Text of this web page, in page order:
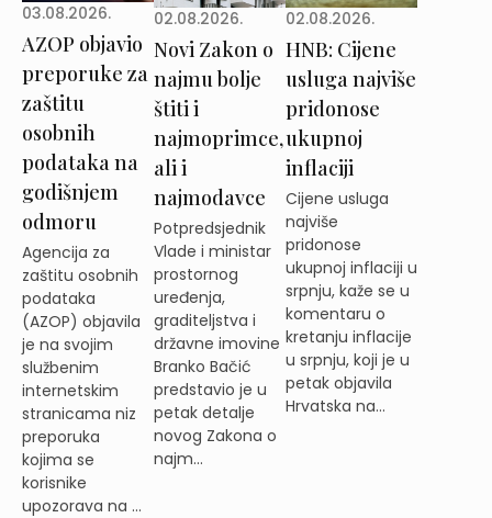
03.08.2026.
AZOP objavio
preporuke za
zaštitu
osobnih
podataka na
godišnjem
odmoru
Agencija za
zaštitu osobnih
podataka
(AZOP) objavila
je na svojim
službenim
internetskim
stranicama niz
preporuka
kojima se
korisnike
upozorava na ...
02.08.2026.
Novi Zakon o
najmu bolje
štiti i
najmoprimce,
ali i
najmodavce
Potpredsjednik
Vlade i ministar
prostornog
uređenja,
graditeljstva i
državne imovine
Branko Bačić
predstavio je u
petak detalje
novog Zakona o
najm...
02.08.2026.
HNB: Cijene
usluga najviše
pridonose
ukupnoj
inflaciji
Cijene usluga
najviše
pridonose
ukupnoj inflaciji u
srpnju, kaže se u
komentaru o
kretanju inflacije
u srpnju, koji je u
petak objavila
Hrvatska na...